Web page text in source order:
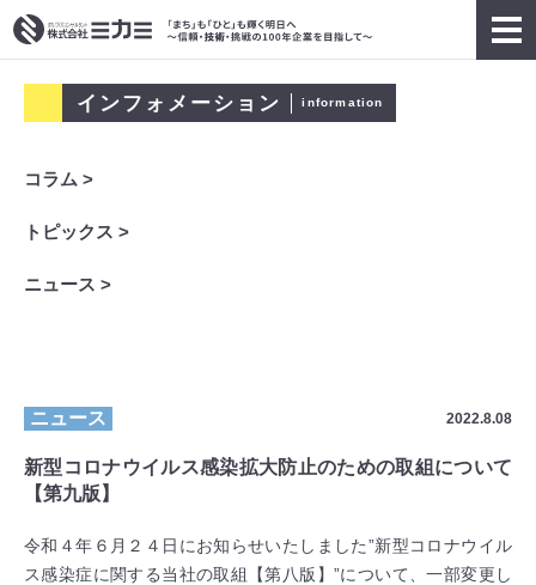
インフォメーション information
コラム >
トピックス >
ニュース >
ニュース 2022.8.08
新型コロナウイルス感染拡大防止のための取組について
【第九版】
令和４年６月２４日にお知らせいたしました”新型コロナウイル
ス感染症に関する当社の取組【第八版】”について、一部変更し